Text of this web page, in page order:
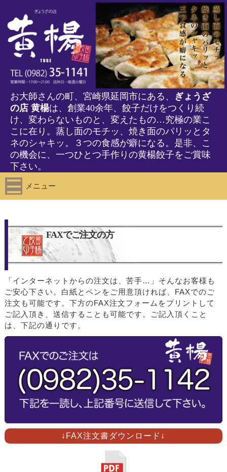
お大師さんの町、宮崎県延岡市にある、 ぎょうざ
の店 黄楊は、創業40余年、餃子だけをつくり続
け、変わらないものと、変えたもの…究極の業こ
こに在り。蒸し面のモチッ、焼き面のパリッとタ
ネのシャキッ。３つの食感が癖になる。是非、こ
の機会に、一つひとつ手作りの黄楊餃子をご賞味
下さい。
メニュー
FAXでご注文の方
「インターネットからの注文は、苦手…」そんなお客様も
ご安心下さい。白紙とペンをご用意頂ければ、FAXでのご
注文も可能です。下方のFAX注文フォームをプリントして
ご記入頂き、送信することも可能です。ご記入頂くこと
は、下記の通りです。
↓FAX注文書ダウンロード↓